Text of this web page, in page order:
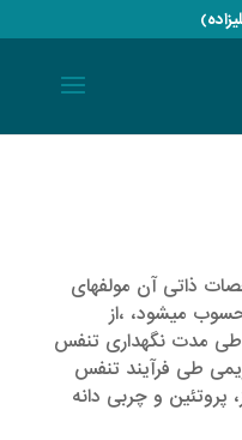
ذاتی آن مولفه­­­ای
میشود، ،از
طی مدت نگهداری تنفس
طی فرآیند تنفس
پروتئین و چربی دانه